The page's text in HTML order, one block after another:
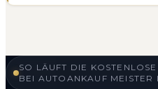
SO LÄUFT DIE
BEI AUTOANKAUF MEISTER